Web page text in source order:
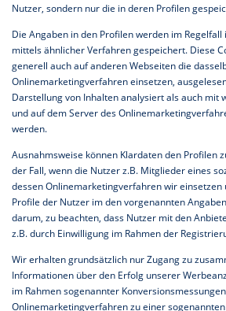
Nutzer, sondern nur die in deren Profilen
Die Angaben in den Profilen werden im Regelfall
mittels ähnlicher Verfahren gespeichert. Diese
generell auch auf anderen Webseiten die
Onlinemarketingverfahren einsetzen,
Darstellung von Inhalten analysiert als auch mit
und auf dem Server des
werden.
Ausnahmsweise können Klardaten den Profilen
der Fall, wenn die Nutzer z.B. Mitglieder eines
dessen Onlinemarketingverfahren wir einsetzen
Profile der Nutzer im den vorgenannten
darum, zu beachten, dass Nutzer mit den
z.B. durch Einwilligung im Rahmen der
Wir erhalten grundsätzlich nur Zugang zu
Informationen über den Erfolg unserer
im Rahmen sogenannter
Onlinemarketingverfahren zu einer